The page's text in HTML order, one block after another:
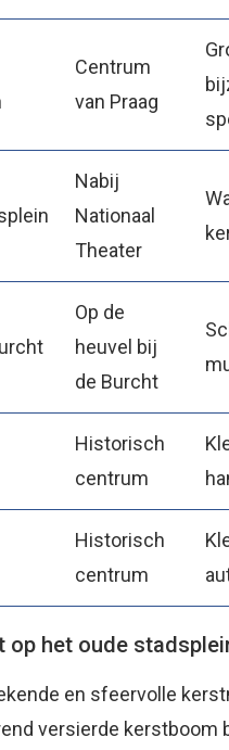
Centrum
van Praag
Nabij
Nationaal
Theater
Op de
heuvel bij
de Burcht
Historisch
centrum
Historisch
centrum
op het oude
en sfeervolle
versierde kerstboom